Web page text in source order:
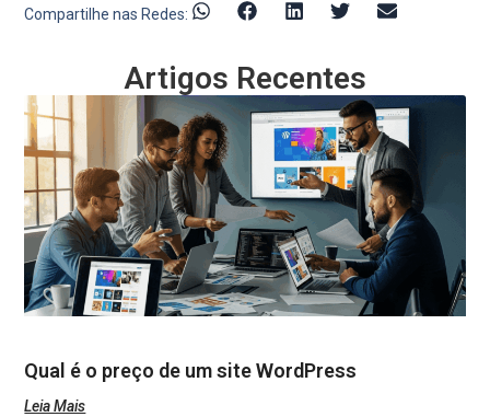
Compartilhe nas Redes:
Artigos Recentes
Qual é o preço de um site WordPress
Leia Mais